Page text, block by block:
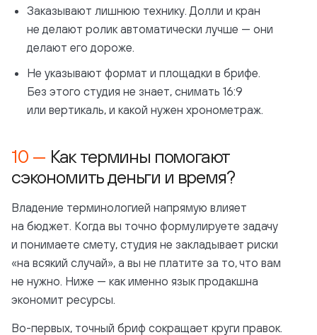
Заказывают лишнюю технику. Долли и кран
не делают ролик автоматически лучше — они
делают его дороже.
Не указывают формат и площадки в брифе.
Без этого студия не знает, снимать 16:9
или вертикаль, и какой нужен хронометраж.
Как термины помогают
сэкономить деньги и время?
Владение терминологией напрямую влияет
на бюджет. Когда вы точно формулируете задачу
и понимаете смету, студия не закладывает риски
«на всякий случай», а вы не платите за то, что вам
не нужно. Ниже — как именно язык продакшна
экономит ресурсы.
Во-первых, точный бриф сокращает круги правок.